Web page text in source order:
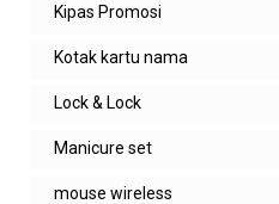
Kipas Promosi
Kotak kartu nama
Lock & Lock
Manicure set
mouse wireless